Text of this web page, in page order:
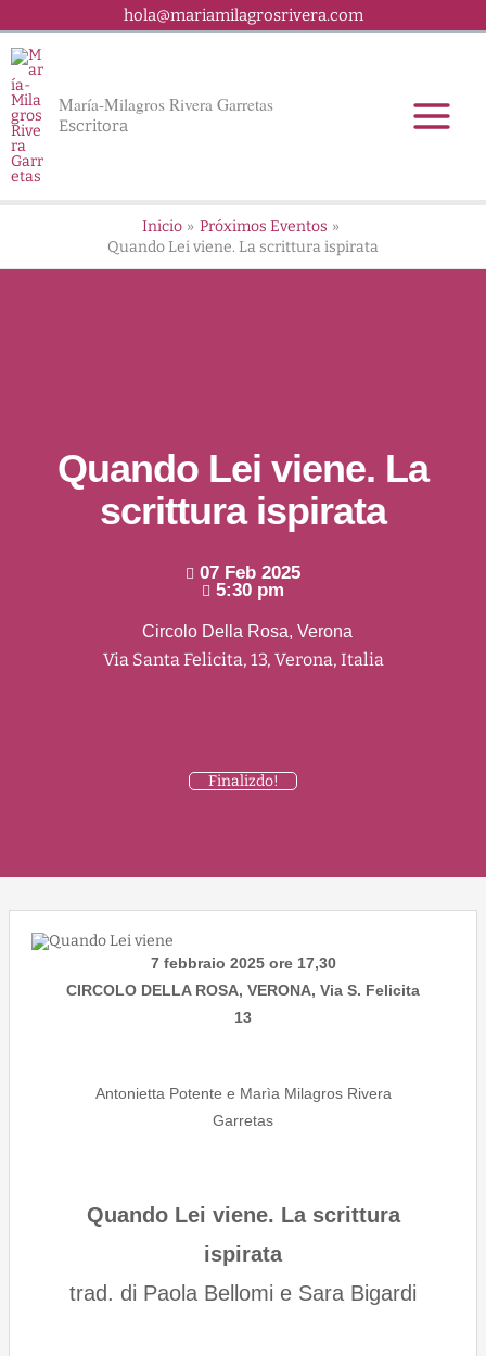
hola@mariamilagrosrivera.com
María-Milagros Rivera Garretas
Escritora
Inicio
Próximos Eventos
Quando Lei viene. La scrittura ispirata
Quando Lei viene. La
scrittura ispirata
07 Feb 2025
Finalizdo!
5:30 pm
Circolo Della Rosa, Verona
Via Santa Felicita, 13, Verona, Italia
7 febbraio 2025 ore 17,30
CIRCOLO DELLA ROSA, VERONA, Via S. Felicita
13
Antonietta Potente e Marìa Milagros Rivera
Garretas
Quando Lei viene. La scrittura
ispirata
trad. di Paola Bellomi e Sara Bigardi